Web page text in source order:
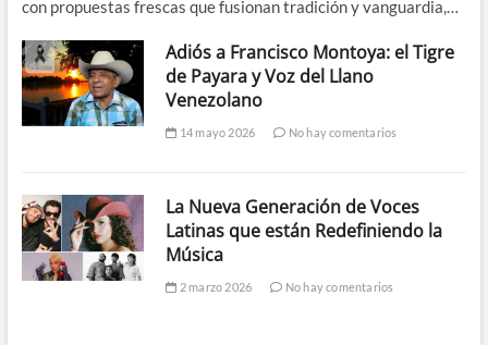
con propuestas frescas que fusionan tradición y vanguardia,…
Adiós a Francisco Montoya: el Tigre
de Payara y Voz del Llano
Venezolano
14 mayo 2026 No hay comentarios
La Nueva Generación de Voces
Latinas que están Redefiniendo la
Música
2 marzo 2026 No hay comentarios